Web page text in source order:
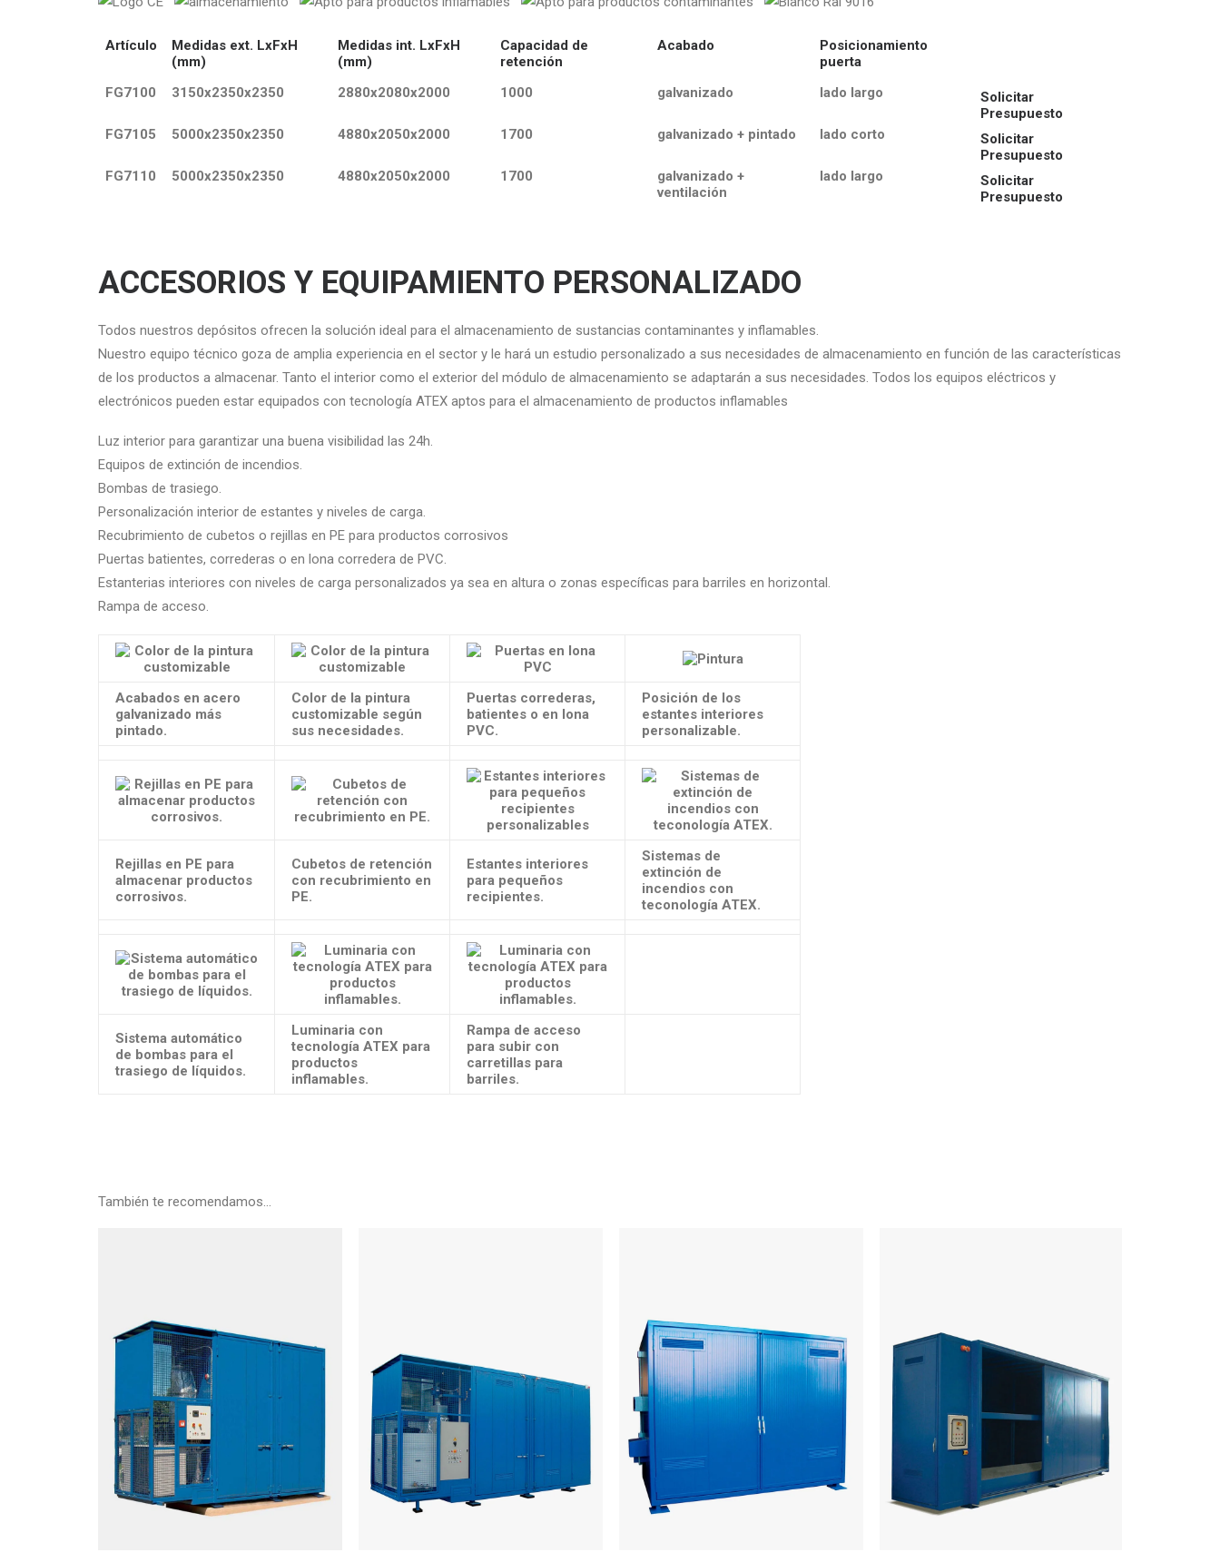
Artículo
Medidas ext. LxFxH
(mm)
Medidas int. LxFxH
(mm)
Capacidad de
retención
Acabado
Posicionamiento
puerta
FG7100
3150x2350x2350 2880x2080x2000 1000 galvanizado lado largo
Solicitar
Presupuesto
FG7105
5000x2350x2350 4880x2050x2000 1700 galvanizado + pintado lado corto
Solicitar
Presupuesto
FG7110
5000x2350x2350 4880x2050x2000 1700
galvanizado +
ventilación
lado largo
Solicitar
Presupuesto
ACCESORIOS Y EQUIPAMIENTO PERSONALIZADO
Todos nuestros depósitos ofrecen la solución ideal para el almacenamiento de sustancias contaminantes y inflamables.
Nuestro equipo técnico goza de amplia experiencia en el sector y le hará un estudio personalizado a sus necesidades de almacenamiento en función de las características
de los productos a almacenar. Tanto el interior como el exterior del módulo de almacenamiento se adaptarán a sus necesidades. Todos los equipos eléctricos y
electrónicos pueden estar equipados con tecnología ATEX aptos para el almacenamiento de productos inflamables
Luz interior para garantizar una buena visibilidad las 24h.
Equipos de extinción de incendios.
Bombas de trasiego.
Personalización interior de estantes y niveles de carga.
Recubrimiento de cubetos o rejillas en PE para productos corrosivos
Puertas batientes, correderas o en lona corredera de PVC.
Estanterias interiores con niveles de carga personalizados ya sea en altura o zonas específicas para barriles en horizontal.
Rampa de acceso.
Acabados en acero
galvanizado más
pintado.
Color de la pintura
customizable según
sus necesidades.
Puertas correderas,
batientes o en lona
PVC.
Posición de los
estantes interiores
personalizable.
Rejillas en PE para
almacenar productos
corrosivos.
Cubetos de retención
con recubrimiento en
PE.
Estantes interiores
para pequeños
recipientes.
Sistemas de
extinción de
incendios con
teconología ATEX.
Sistema automático
de bombas para el
trasiego de líquidos.
Luminaria con
tecnología ATEX para
productos
inflamables.
Rampa de acceso
para subir con
carretillas para
barriles.
También te recomendamos…